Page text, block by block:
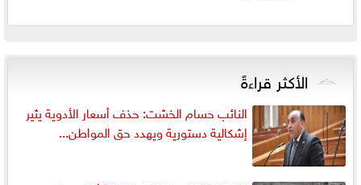
الأكثر قراءةً
النائب حسام الخشت: حذف أسعار الأدوية يثير
إشكالية دستورية ويهدد حق المواطن...